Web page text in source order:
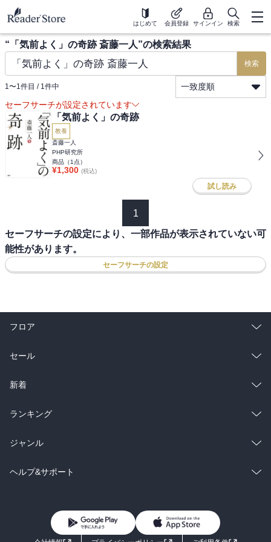
はじめて 会員登録 サインイン 検索
“ 「気前よく」の奇跡 斎藤一人”の検索結果
検索
1〜1件目 / 1件中
一致度順
セーフサーチが設定されています
「気前よく」の奇跡
教養
斎藤一人
PHP研究所
商品（1 点）
¥1,300 (税込)
試し読み
1
セーフサーチの設定により、一部作品が表示されていない可
能性があります。
セーフサーチの設定
フロア
総合
ラノベ
雑誌・グラビア
BL・TL
セール
総合
ラノベ
雑誌・グラビア
BL・TL
新着
総合
ラノベ
雑誌・グラビア
ランキング
総合
ラノベ
ジャンル
コミック
ライトノベル 男子向けラノベ
ヘルプ&サポート
よくあるご質問
お問い合わせ